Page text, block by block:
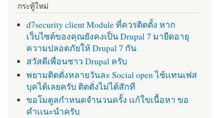
กระทู้ใหม่
d7security client Module ที่ควรติดตั้ง หาก
เว็บไซต์ของคุณยังคงเป็น Drupal 7 มายืดอายุ
ความปลอดภัยให้ Drupal 7 กัน
สวัสดีเพื่อนชาว Drupal ครับ
พยามติดตั่งหลายวันละ Social open ไช้เเทนเฟส
บุคได้เลยครับ ติดตั่งไม่ได้สักที
ขอโมดูลกำหนดจำนวนครั้ง เเก้ใขเนื้อหา ขอ
คำเเนะนำครับ